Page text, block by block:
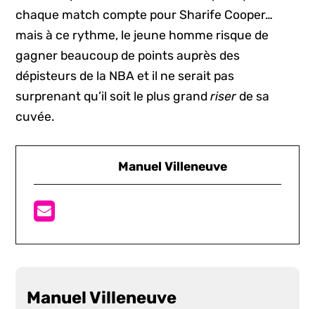
chaque match compte pour Sharife Cooper…
mais à ce rythme, le jeune homme risque de
gagner beaucoup de points auprès des
dépisteurs de la NBA et il ne serait pas
surprenant qu’il soit le plus grandriserde sa
cuvée.
Manuel Villeneuve
Manuel Villeneuve